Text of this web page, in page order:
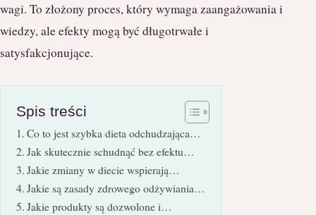
wagi. To złożony proces, który wymaga zaangażowania i
wiedzy, ale efekty mogą być długotrwałe i
satysfakcjonujące.
Spis treści
Co to jest szybka dieta odchudzająca…
Jak skutecznie schudnąć bez efektu…
Jakie zmiany w diecie wspierają…
Jakie są zasady zdrowego odżywiania…
Jakie produkty są dozwolone i…